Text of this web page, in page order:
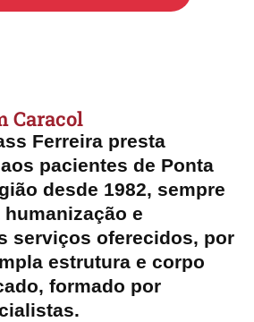
Caracol
Ferreira presta
pacientes de Ponta
desde 1982, sempre
e
serviços oferecidos, por
estrutura e corpo
formado por